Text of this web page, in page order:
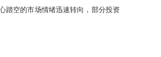
踏空的市场情绪迅速转向，部分投资